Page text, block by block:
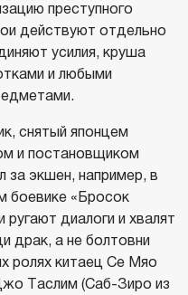
преступного
действуют отдельно
усилия, круша
и любыми
снятый японцем
и постановщиком
за экшен, например, в
боевике «Бросок
ругают диалоги и хвалят
драк, а не болтовни
ролях китаец Се Мяо
Таслим (Саб-Зиро из